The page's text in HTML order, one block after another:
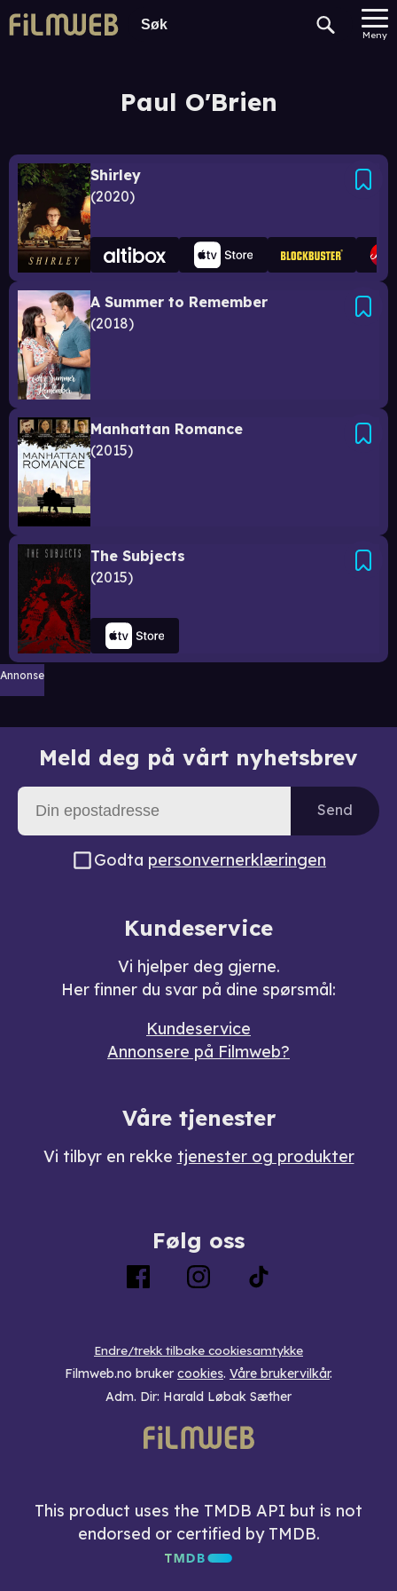
Meny
Paul O'Brien
Shirley
2020
A Summer to Remember
2018
Manhattan Romance
2015
The Subjects
2015
Annonse
Meld deg på vårt nyhetsbrev
Send
Godta personvernerklæringen
Kundeservice
Vi hjelper deg gjerne.
Her finner du svar på dine spørsmål:
Kundeservice
Annonsere på Filmweb?
Våre tjenester
Vi tilbyr en rekke tjenester og produkter
Følg oss
Endre/trekk tilbake cookiesamtykke
Filmweb.no bruker cookies. Våre brukervilkår.
Adm. Dir: Harald Løbak Sæther
This product uses the TMDB API but is not
endorsed or certified by TMDB.